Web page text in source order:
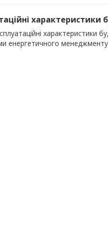
характеристики
енергетичного